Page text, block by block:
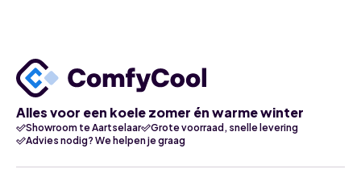
Alles voor een koele zomer én warme winter
Showroom te Aartselaar
Grote voorraad, snelle levering
Advies nodig? We helpen je graag